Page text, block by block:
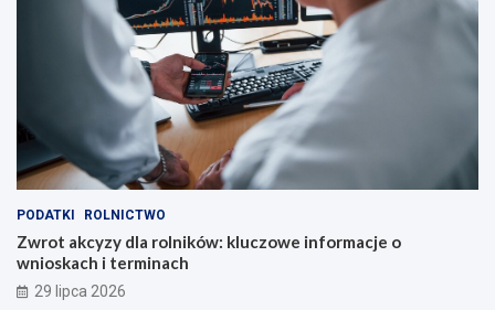
PODATKI ROLNICTWO
Zwrot akcyzy dla rolników: kluczowe informacje o
wnioskach i terminach
29 lipca 2026